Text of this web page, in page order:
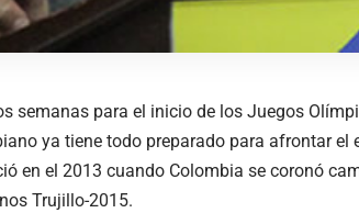
semanas para el inicio de los Juegos
ya tiene todo preparado para afrontar el
en el 2013 cuando Colombia se coronó
Trujillo-2015.